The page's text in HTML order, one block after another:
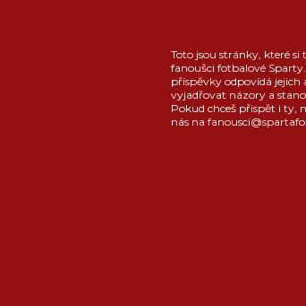
Toto jsou stránky, které
fanoušci fotbalové
příspěvky odpovídá jejich
vyjadřovat názory a
Pokud chceš přispět i ty,
nás na